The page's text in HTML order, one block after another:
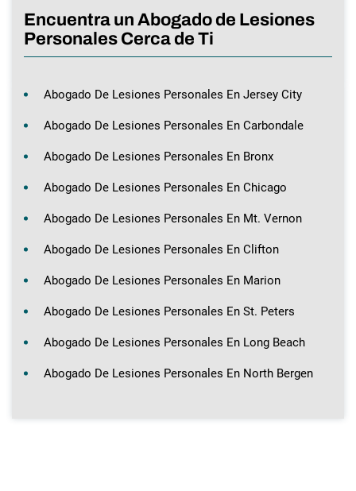
Encuentra un Abogado de Lesiones
Personales Cerca de Ti
Abogado De Lesiones Personales En Jersey City
Abogado De Lesiones Personales En Carbondale
Abogado De Lesiones Personales En Bronx
Abogado De Lesiones Personales En Chicago
Abogado De Lesiones Personales En Mt. Vernon
Abogado De Lesiones Personales En Clifton
Abogado De Lesiones Personales En Marion
Abogado De Lesiones Personales En St. Peters
Abogado De Lesiones Personales En Long Beach
Abogado De Lesiones Personales En North Bergen